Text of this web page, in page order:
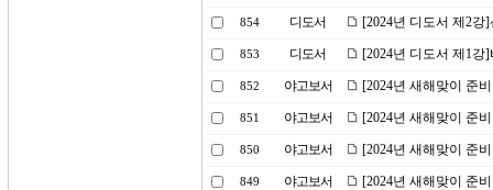
854 디도서 [2024년 디도서 제2
853 디도서 [2024년 디도서 제1
852 야고보서 [2024년 새해맞이 준
851 야고보서 [2024년 새해맞이 준
850 야고보서 [2024년 새해맞이 준
849 야고보서 [2024년 새해맞이 준